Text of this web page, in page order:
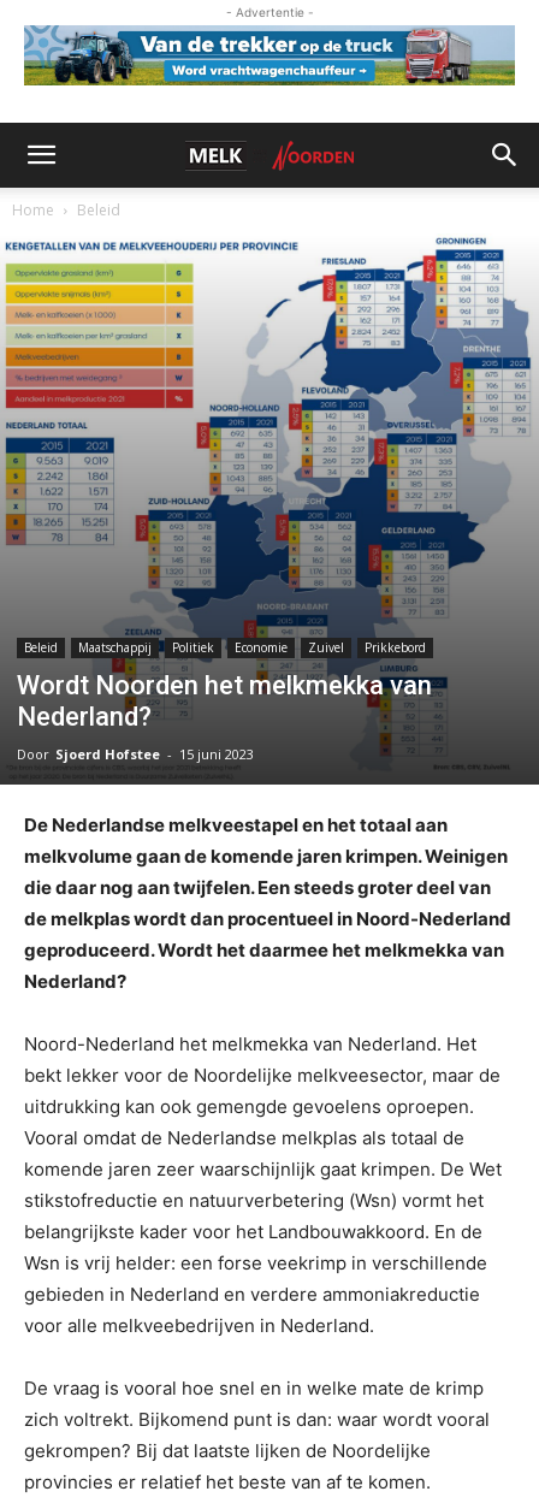
- Advertentie -
Home Beleid
Beleid Maatschappij Politiek Economie Zuivel Prikkebord
Wordt Noorden het melkmekka van
Nederland?
Door Sjoerd Hofstee - 15 juni 2023
De Nederlandse melkveestapel en het totaal aan
melkvolume gaan de komende jaren krimpen. Weinigen
die daar nog aan twijfelen. Een steeds groter deel van
de melkplas wordt dan procentueel in Noord-Nederland
geproduceerd. Wordt het daarmee het melkmekka van
Nederland?
Noord-Nederland het melkmekka van Nederland. Het
bekt lekker voor de Noordelijke melkveesector, maar de
uitdrukking kan ook gemengde gevoelens oproepen.
Vooral omdat de Nederlandse melkplas als totaal de
komende jaren zeer waarschijnlijk gaat krimpen. De Wet
stikstofreductie en natuurverbetering (Wsn) vormt het
belangrijkste kader voor het Landbouwakkoord. En de
Wsn is vrij helder: een forse veekrimp in verschillende
gebieden in Nederland en verdere ammoniakreductie
voor alle melkveebedrijven in Nederland.
De vraag is vooral hoe snel en in welke mate de krimp
zich voltrekt. Bijkomend punt is dan: waar wordt vooral
gekrompen? Bij dat laatste lijken de Noordelijke
provincies er relatief het beste van af te komen.